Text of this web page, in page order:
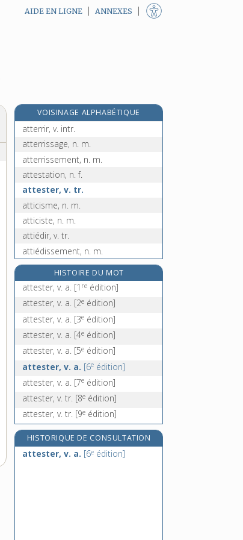
AIDE EN LIGNE ANNEXES
VOISINAGE ALPHABÉTIQUE
atterrer, v. tr.
atterrir, v. intr.
atterrissage, n. m.
atterrissement, n. m.
attestation, n. f.
attester, v. tr.
atticisme, n. m.
atticiste, n. m.
attiédir, v. tr.
attiédissement, n. m.
attifement, n. m.
attifer, v. tr.
HISTOIRE DU MOT
attester, v. a. [1 re édition]
attester, v. a. [2e édition]
attester, v. a. [3e édition]
attester, v. a. [4e édition]
attester, v. a. [5e édition]
attester, v. a. [6e édition]
attester, v. a. [7e édition]
attester, v. tr. [8e édition]
attester, v. tr. [9e édition]
HISTORIQUE DE CONSULTATION
attester, v. a. [6e édition]